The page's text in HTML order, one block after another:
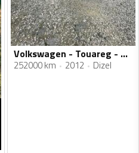
Volkswagen - Touareg - 3.0
252000 km 2012 Dizel